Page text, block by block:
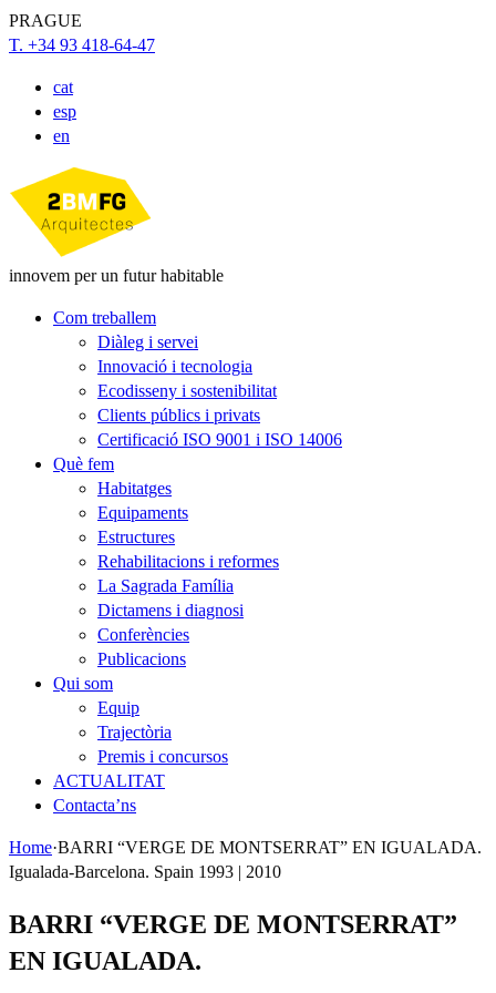
PRAGUE
T. +34 93 418-64-47
cat
esp
en
innovem per un futur habitable
Com treballem
Diàleg i servei
Innovació i tecnologia
Ecodisseny i sostenibilitat
Clients públics i privats
Certificació ISO 9001 i ISO 14006
Què fem
Habitatges
Equipaments
Estructures
Rehabilitacions i reformes
La Sagrada Família
Dictamens i diagnosi
Conferències
Publicacions
Qui som
Equip
Trajectòria
Premis i concursos
ACTUALITAT
Contacta’ns
Home·BARRI “VERGE DE MONTSERRAT” EN IGUALADA.
Igualada-Barcelona. Spain 1993 | 2010
BARRI “VERGE DE MONTSERRAT”
EN IGUALADA.